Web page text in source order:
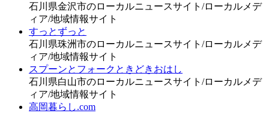
石川県金沢市のローカルニュースサイト/ローカルメデ
ィア/地域情報サイト
すっとずっと
石川県珠洲市のローカルニュースサイト/ローカルメデ
ィア/地域情報サイト
スプーンとフォークときどきおはし
石川県白山市のローカルニュースサイト/ローカルメデ
ィア/地域情報サイト
高岡暮らし.com